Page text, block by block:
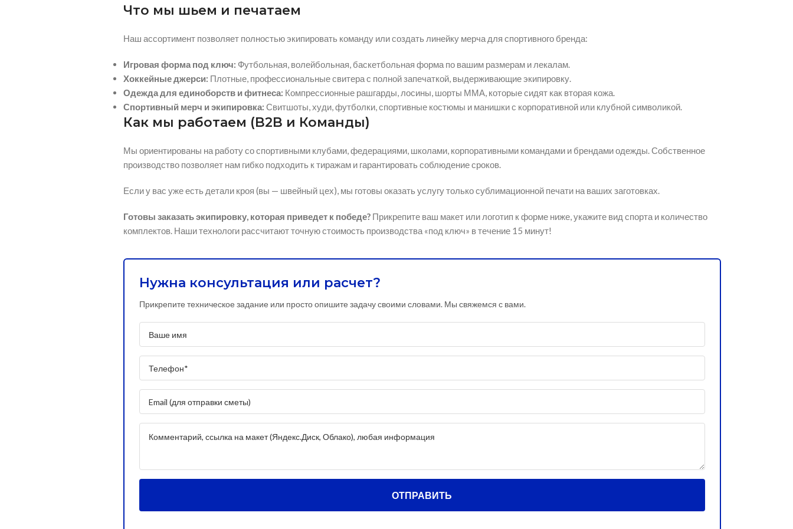
Что мы шьем и печатаем
Наш ассортимент позволяет полностью экипировать команду или создать линейку мерча для спортивного бренда:
Игровая форма под ключ: Футбольная,волейбольная,баскетбольная форма по вашим размерам и лекалам.
Хоккейные джерси: Плотные,профессиональные свитера с полной запечаткой,выдерживающие экипировку.
Одежда для единоборств и фитнеса: Компрессионные рашгарды,лосины,шорты ММА,которые сидят как вторая кожа.
Спортивный мерч и экипировка: Свитшоты,худи,футболки,спортивные костюмы и манишки с корпоративной или клубной символикой.
Как мы работаем (B2B и Команды)
Мы ориентированы на работу со спортивными клубами,федерациями,школами,корпоративными командами и брендами одежды.Собственное
производство позволяет нам гибко подходить к тиражам и гарантировать соблюдение сроков.
Если у вас уже есть детали кроя (вы — швейный цех),мы готовы оказать услугу только сублимационной печати на ваших заготовках.
Готовы заказать экипировку, которая приведет к победе?Прикрепите ваш макет или логотип к форме ниже,укажите вид спорта и количество
комплектов.Наши технологи рассчитают точную стоимость производства «под ключ» в течение 15 минут!
Нужна консультация или расчет?
Прикрепите техническое задание или просто опишите задачу своими словами. Мы свяжемся с вами.
ОТПРАВИТЬ